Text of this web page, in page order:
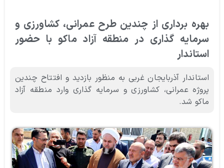
بهره برداری از چندین طرح عمرانی، کشاورزی و
سرمایه گذاری در منطقه آزاد ماکو با حضور
استاندار
استاندار آذربایجان غربی به منظور بازدید و افتتاح چندین
پروژه عمرانی، کشاورزی و سرمایه گذاری وارد منطقه آزاد
ماکو شد.